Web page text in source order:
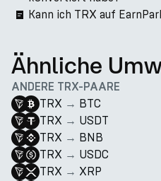
Kann ich TRX auf
Ähnliche
ANDERE TRX-PAARE
TRX → BTC
TRX → USDT
TRX → BNB
TRX → USDC
TRX → XRP